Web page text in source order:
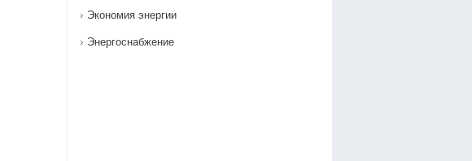
Экономия энергии
Энергоснабжение